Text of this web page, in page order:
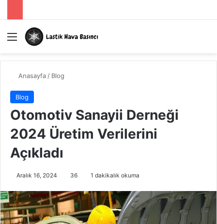
Menü
Anasayfa / Blog
Blog
Otomotiv Sanayii Derneği
2024 Üretim Verilerini
Açıkladı
Aralık 16, 2024 36 1 dakikalık okuma